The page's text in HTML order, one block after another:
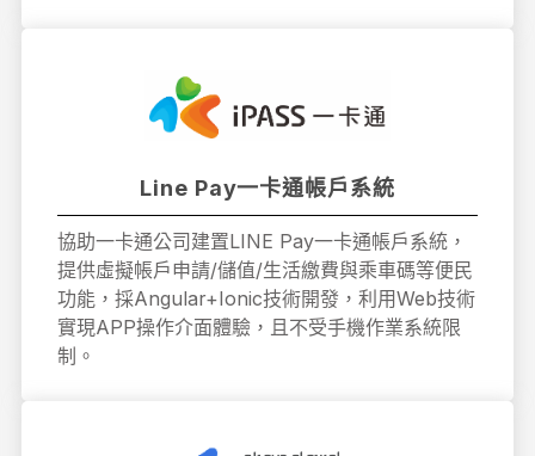
Line Pay一卡通帳戶系統
協助一卡通公司建置LINE Pay一卡通帳戶系統，
提供虛擬帳戶申請/儲值/生活繳費與乘車碼等便民
功能，採Angular+Ionic技術開發，利用Web技術
實現APP操作介面體驗，且不受手機作業系統限
制。